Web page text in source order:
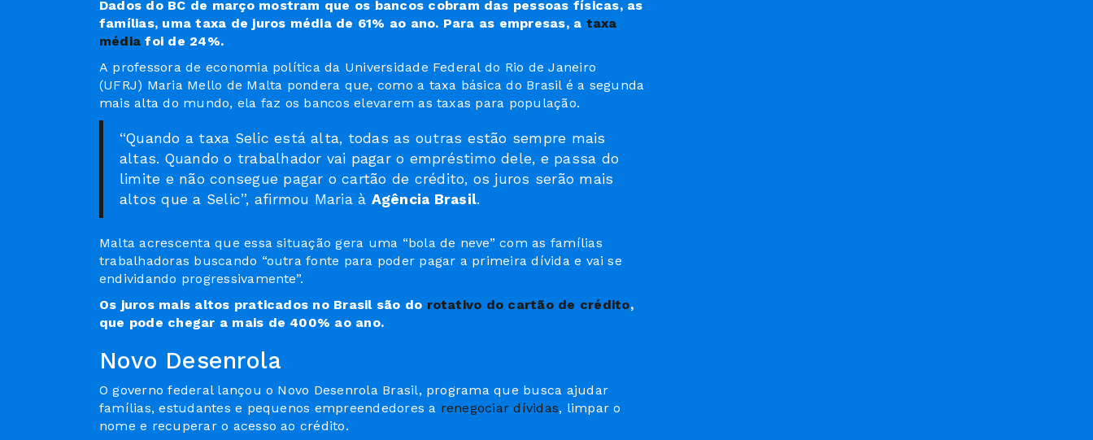
Dados do BC de março mostram que os bancos cobram das pessoas físicas, as
famílias, uma taxa de juros média de 61% ao ano. Para as empresas, a taxa
média foi de 24%.
A professora de economia política da Universidade Federal do Rio de Janeiro
(UFRJ) Maria Mello de Malta pondera que, como a taxa básica do Brasil é a segunda
mais alta do mundo, ela faz os bancos elevarem as taxas para população.
“Quando a taxa Selic está alta, todas as outras estão sempre mais
altas. Quando o trabalhador vai pagar o empréstimo dele, e passa do
limite e não consegue pagar o cartão de crédito, os juros serão mais
altos que a Selic”, afirmou Maria à Agência Brasil.
Malta acrescenta que essa situação gera uma “bola de neve” com as famílias
trabalhadoras buscando “outra fonte para poder pagar a primeira dívida e vai se
endividando progressivamente”.
Os juros mais altos praticados no Brasil são do rotativo do cartão de crédito,
que pode chegar a mais de 400% ao ano.
Novo Desenrola
O governo federal lançou o Novo Desenrola Brasil, programa que busca ajudar
famílias, estudantes e pequenos empreendedores a renegociar dívidas, limpar o
nome e recuperar o acesso ao crédito.